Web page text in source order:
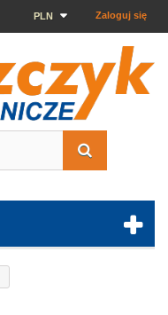
Zaloguj się
PLN